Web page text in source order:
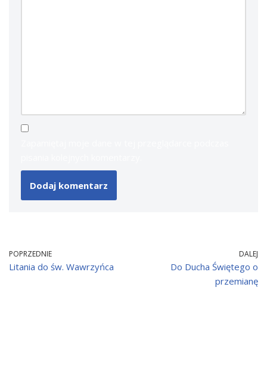
POPRZEDNIE
Litania do św. Wawrzyńca
DALEJ
Do Ducha Świętego o
przemianę